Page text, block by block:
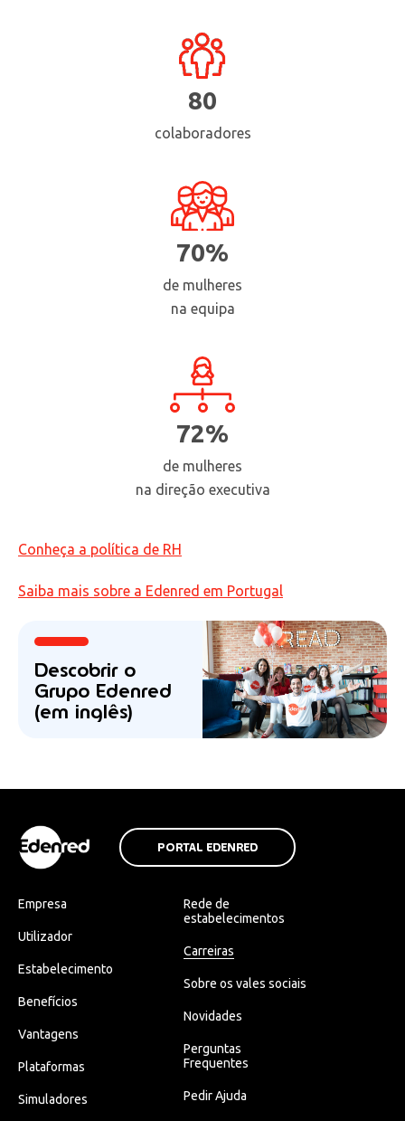
80
colaboradores
70%
de mulheres
na equipa
72%
de mulheres
na direção executiva
Conheça a política de RH
Saiba mais sobre a Edenred em Portugal
Descobrir o
Grupo Edenred
(em inglês)
PORTAL EDENRED
Empresa
Utilizador
Estabelecimento
Benefícios
Vantagens
Plataformas
Simuladores
Rede de
estabelecimentos
Carreiras
Sobre os vales sociais
Novidades
Perguntas
Frequentes
Pedir Ajuda